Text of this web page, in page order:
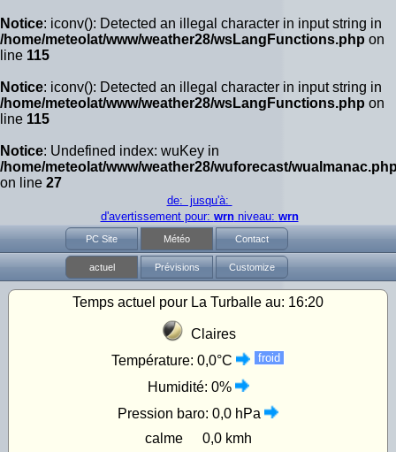
Notice: iconv(): Detected an illegal character in input string in
/home/meteolat/www/weather28/wsLangFunctions.php on
line 115
Notice: iconv(): Detected an illegal character in input string in
/home/meteolat/www/weather28/wsLangFunctions.php on
line 115
Notice: Undefined index: wuKey in
/home/meteolat/www/weather28/wuforecast/
on line 27
de: jusqu'à:
d'avertissement pour: wrnniveau: wrn
PC Site Météo Contact
actuel Prévisions Customize
Temps actuel pour La Turballe au: 16:20
Claires
Température: 0,0°C froid
Humidité: 0%
Pression baro: 0,0 hPa
calme
0,0 kmh